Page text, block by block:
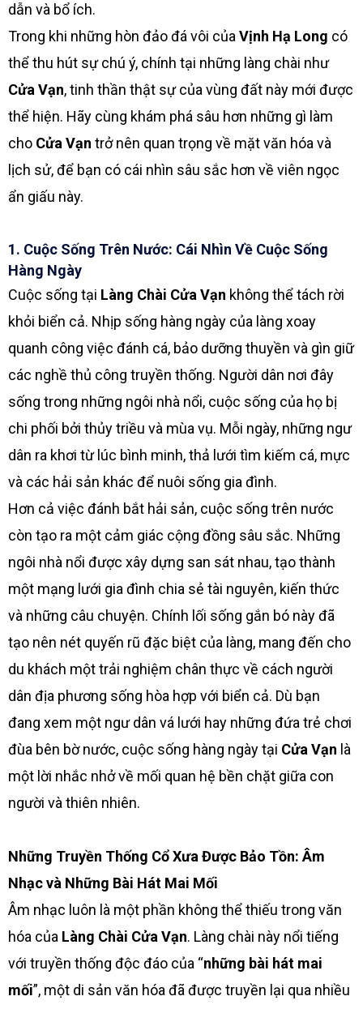
dẫn và bổ ích.
Trong khi những hòn đảo đá vôi của Vịnh Hạ Long có
thể thu hút sự chú ý, chính tại những làng chài như
Cửa Vạn, tinh thần thật sự của vùng đất này mới được
thể hiện. Hãy cùng khám phá sâu hơn những gì làm
cho Cửa Vạn trở nên quan trọng về mặt văn hóa và
lịch sử, để bạn có cái nhìn sâu sắc hơn về viên ngọc
ẩn giấu này.
1. Cuộc Sống Trên Nước: Cái Nhìn Về Cuộc Sống
Hàng Ngày
Cuộc sống tại Làng Chài Cửa Vạn không thể tách rời
khỏi biển cả. Nhịp sống hàng ngày của làng xoay
quanh công việc đánh cá, bảo dưỡng thuyền và gìn giữ
các nghề thủ công truyền thống. Người dân nơi đây
sống trong những ngôi nhà nổi, cuộc sống của họ bị
chi phối bởi thủy triều và mùa vụ. Mỗi ngày, những ngư
dân ra khơi từ lúc bình minh, thả lưới tìm kiếm cá, mực
và các hải sản khác để nuôi sống gia đình.
Hơn cả việc đánh bắt hải sản, cuộc sống trên nước
còn tạo ra một cảm giác cộng đồng sâu sắc. Những
ngôi nhà nổi được xây dựng san sát nhau, tạo thành
một mạng lưới gia đình chia sẻ tài nguyên, kiến thức
và những câu chuyện. Chính lối sống gắn bó này đã
tạo nên nét quyến rũ đặc biệt của làng, mang đến cho
du khách một trải nghiệm chân thực về cách người
dân địa phương sống hòa hợp với biển cả. Dù bạn
đang xem một ngư dân vá lưới hay những đứa trẻ chơi
đùa bên bờ nước, cuộc sống hàng ngày tại Cửa Vạn là
một lời nhắc nhở về mối quan hệ bền chặt giữa con
người và thiên nhiên.
Những Truyền Thống Cổ Xưa Được Bảo Tồn: Âm
Nhạc và Những Bài Hát Mai Mối
Âm nhạc luôn là một phần không thể thiếu trong văn
hóa của Làng Chài Cửa Vạn. Làng chài này nổi tiếng
với truyền thống độc đáo của “những bài hát mai
mối”, một di sản văn hóa đã được truyền lại qua nhiều